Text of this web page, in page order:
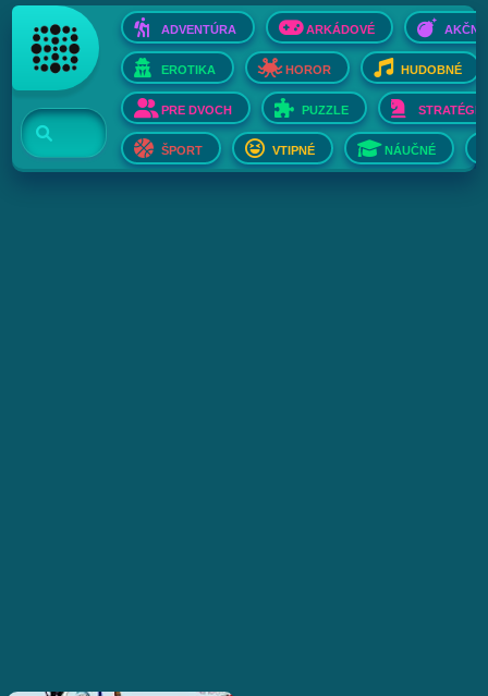
ADVENTÚRA ARKÁDOVÉ AKČNÉ
EROTIKA HOROR HUDOBNÉ
PRE DVOCH PUZZLE STRATÉGIE
ŠPORT VTIPNÉ NÁUČNÉ